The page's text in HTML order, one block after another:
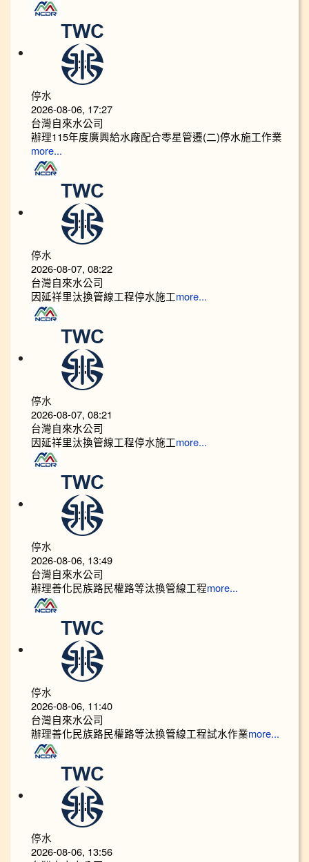
停水
2026-08-06, 17:27
台灣自來水公司
辦理115年度廣興給水廠配合零星管遷(二)停水施工作業
more...
停水
2026-08-07, 08:22
台灣自來水公司
因延祥里汰換管線工程停水施工more...
停水
2026-08-07, 08:21
台灣自來水公司
因延祥里汰換管線工程停水施工more...
停水
2026-08-06, 13:49
台灣自來水公司
辦理善化民族路民權路等汰換管線工程more...
停水
2026-08-06, 11:40
台灣自來水公司
辦理善化民族路民權路等汰換管線工程試水作業more...
停水
2026-08-06, 13:56